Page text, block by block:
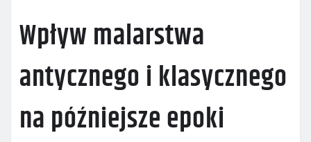
Wpływ malarstwa
antycznego i klasycznego
na późniejsze epoki